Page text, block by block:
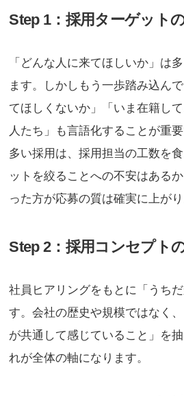
Step 1：採用ターゲット
「どんな人に来てほしいか」は
ます。しかしもう一歩踏み込ん
てほしくないか」「いま在籍し
人たち」も言語化することが重
多い採用は、採用担当の工数を
ットを絞ることへの不安はある
った方が応募の質は確実に上がり
Step 2：採用コンセプト
社員ヒアリングをもとに「うち
す。会社の歴史や規模ではなく
が共通して感じていること」を
れが全体の軸になります。